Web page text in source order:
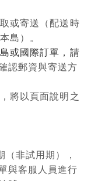
或寄送（配送時
島）。
或國際訂單，請
認郵資與寄送方
將以頁面說明之
非試用期），
與客服人員進行